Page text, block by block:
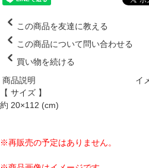
この商品を友達に教える
この商品について問い合わせる
買い物を続ける
商品説明
イ
【 サイズ 】
約 20×112 (cm)
※再販売の予定はありません。